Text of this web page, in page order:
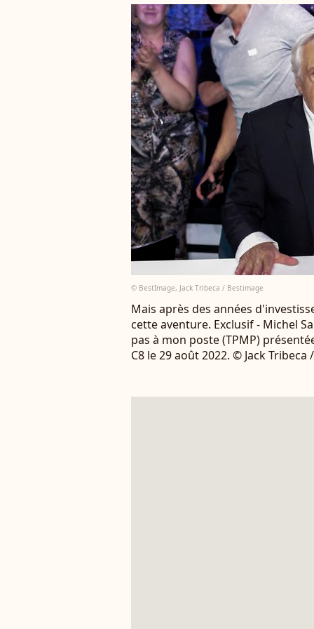
© BestImage, Jack Tribeca / Bestimage
Mais après des années
cette aventure. Exclusif - Michel
pas à mon poste (TPMP)
C8 le 29 août 2022. © Jack Tribeca